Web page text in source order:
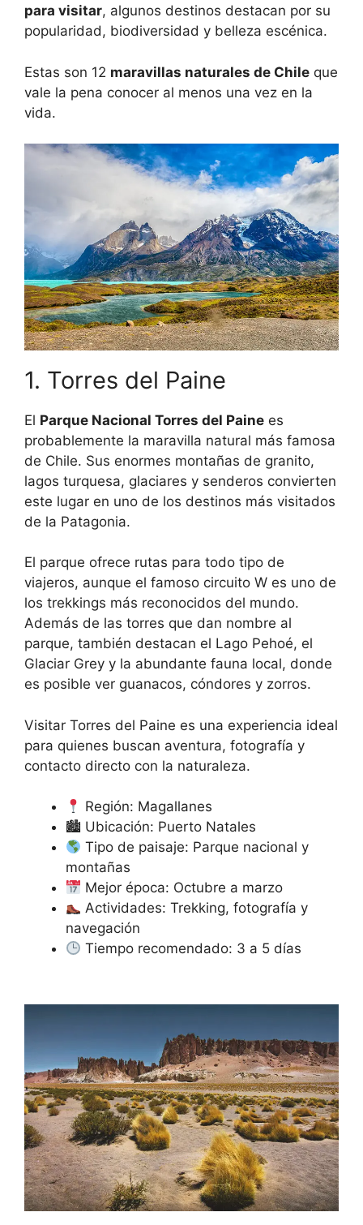
para visitar, algunos destinos destacan por su
popularidad, biodiversidad y belleza escénica.
Estas son 12 maravillas naturales de Chile que
vale la pena conocer al menos una vez en la
vida.
1. Torres del Paine
El Parque Nacional Torres del Paine es
probablemente la maravilla natural más famosa
de Chile. Sus enormes montañas de granito,
lagos turquesa, glaciares y senderos convierten
este lugar en uno de los destinos más visitados
de la Patagonia.
El parque ofrece rutas para todo tipo de
viajeros, aunque el famoso circuito W es uno de
los trekkings más reconocidos del mundo.
Además de las torres que dan nombre al
parque, también destacan el Lago Pehoé, el
Glaciar Grey y la abundante fauna local, donde
es posible ver guanacos, cóndores y zorros.
Visitar Torres del Paine es una experiencia ideal
para quienes buscan aventura, fotografía y
contacto directo con la naturaleza.
Región: Magallanes
🏙 Ubicación: Puerto Natales
Tipo de paisaje: Parque nacional y
montañas
Mejor época: Octubre a marzo
Actividades: Trekking, fotografía y
navegación
Tiempo recomendado: 3 a 5 días